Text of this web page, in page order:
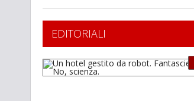
EDITORIALI